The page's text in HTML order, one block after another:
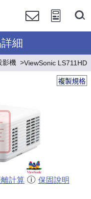
細
影機 ViewSonic LS711HD
複製規格
計算 保固說明